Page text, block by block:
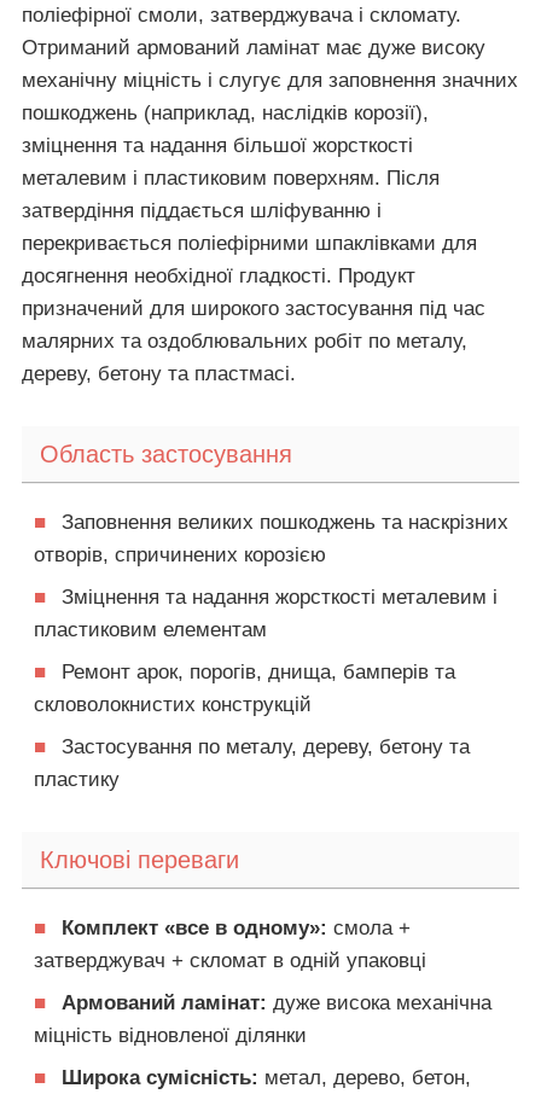
поліефірної смоли, затверджувача і скломату.
Отриманий армований ламінат має дуже високу
механічну міцність і слугує для заповнення значних
пошкоджень (наприклад, наслідків корозії),
зміцнення та надання більшої жорсткості
металевим і пластиковим поверхням. Після
затвердіння піддається шліфуванню і
перекривається поліефірними шпаклівками для
досягнення необхідної гладкості. Продукт
призначений для широкого застосування під час
малярних та оздоблювальних робіт по металу,
дереву, бетону та пластмасі.
Область застосування
■
Заповнення великих пошкоджень та наскрізних
отворів, спричинених корозією
■
Зміцнення та надання жорсткості металевим і
пластиковим елементам
■
Ремонт арок, порогів, днища, бамперів та
скловолокнистих конструкцій
■
Застосування по металу, дереву, бетону та
пластику
Ключові переваги
■ Комплект «все в одному»: смола +
затверджувач + скломат в одній упаковці
■
Армований ламінат: дуже висока механічна
міцність відновленої ділянки
■
Широка сумісність: метал, дерево, бетон,